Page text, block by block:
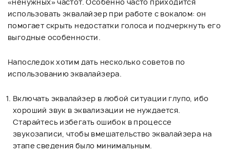
использовать эквалайзер при работе с вокалом: он
помогает скрыть недостатки голоса и подчеркнуть его
выгодные особенности.
Напоследок хотим дать несколько советов по
использованию эквалайзера.
Включать эквалайзер в любой ситуации глупо, ибо
хороший звук в эквализации не нуждается.
Старайтесь избегать ошибок в процессе
звукозаписи, чтобы вмешательство эквалайзера на
этапе сведения было минимальным.